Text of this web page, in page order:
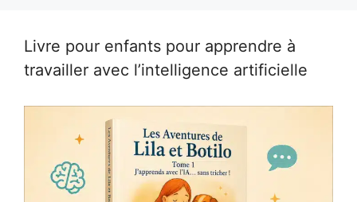
Livre pour enfants pour apprendre à
travailler avec l’intelligence artificielle